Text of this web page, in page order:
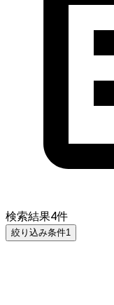
検索結果4件
絞り込み条件1